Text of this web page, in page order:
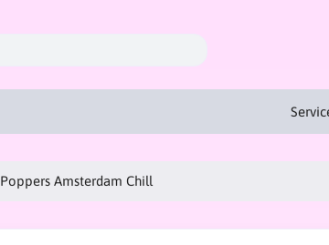
Poppers Amsterdam Chill